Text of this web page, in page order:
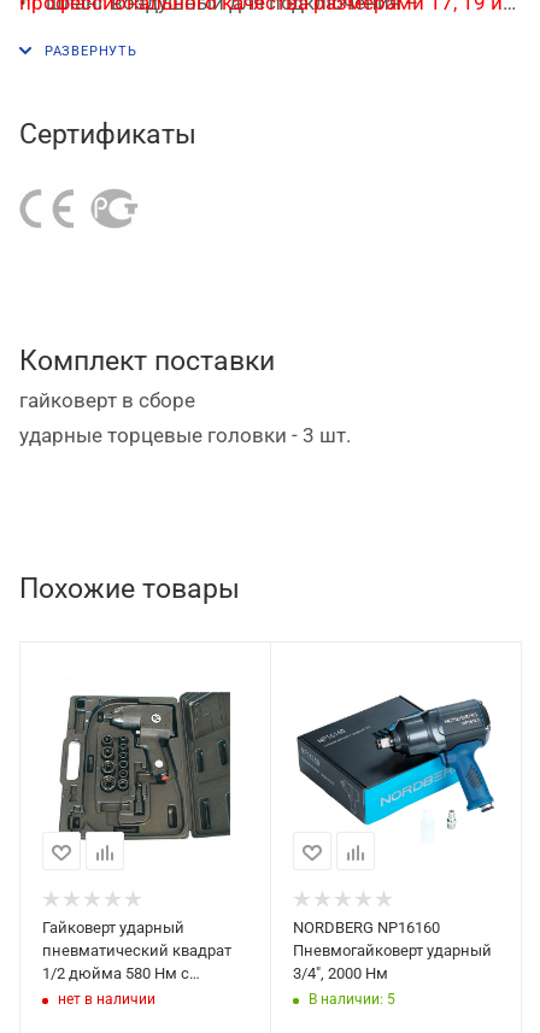
• штуцера для быстроразъемного подключения –
Сертификаты
Комплект поставки
гайковерт в сборе
ударные торцевые головки - 3 шт.
Похожие товары
Гайковерт ударный
пневматический квадрат
1/2 дюйма 580 Нм с
набором ударных головок
нет в наличии
NORDBERG NP16160
Пневмогайковерт ударный
3/4", 2000 Нм
В наличии: 5